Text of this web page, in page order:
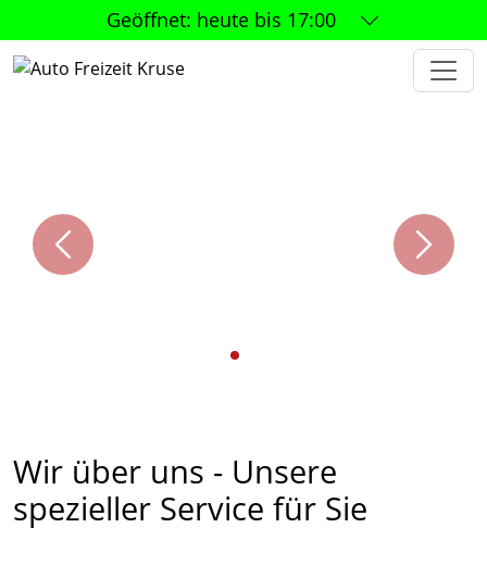
Geöffnet: heute bis 17:00
Wir über uns - Unsere
spezieller Service für Sie